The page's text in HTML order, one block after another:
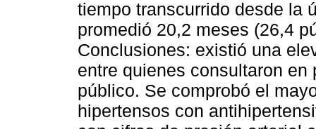
tiempo transcurrido desde la
promedió 20,2 meses (26,4
Conclusiones: existió una
entre quienes consultaron
público. Se comprobó el
hipertensos con